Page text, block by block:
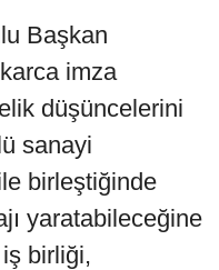
Başkan
imza
düşüncelerini
sanayi
birleştiğinde
yaratabileceğine
birliği,